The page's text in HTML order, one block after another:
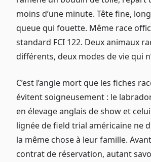
moins d’une minute. Tête fine,
queue qui fouette. Même race
standard FCI 122. Deux animaux
différents, deux modes de vie qui
C’est l’angle mort que les fiches
évitent soigneusement : le
en élevage anglais de show et
lignée de field trial américaine ne
la même chose à leur famille.
contrat de réservation, autant